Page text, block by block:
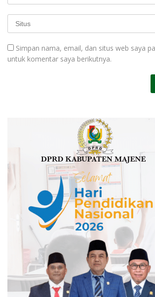
Simpan nama, email, dan situs web saya
untuk komentar saya berikutnya.